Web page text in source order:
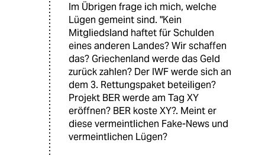
Im Übrigen frage ich mich, welche
Lügen gemeint sind. "Kein
Mitgliedsland haftet für Schulden
eines anderen Landes? Wir schaffen
das? Griechenland werde das Geld
zurück zahlen? Der IWF werde sich an
dem 3. Rettungspaket beteiligen?
Projekt BER werde am Tag XY
eröffnen? BER koste XY?. Meint er
diese vermeintlichen Fake-News und
vermeintlichen Lügen?